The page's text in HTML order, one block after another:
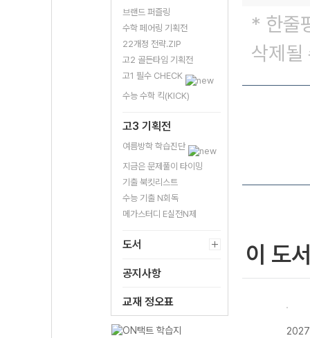
브랜드 퍼즐링
수학 페어링 기획전
22개정 전략.ZIP
고2 골든타임 기획전
고1 필수 CHECK
수능 수학 킥(KICK)
고3 기획전
여름방학 학습진단
지금은 문제풀이 타이밍
기출 북킷리스트
수능 기출 N회독
메가스터디 E실전N제
도서
공지사항
교재 정오표
* 한줄
삭제될
이 도
2027